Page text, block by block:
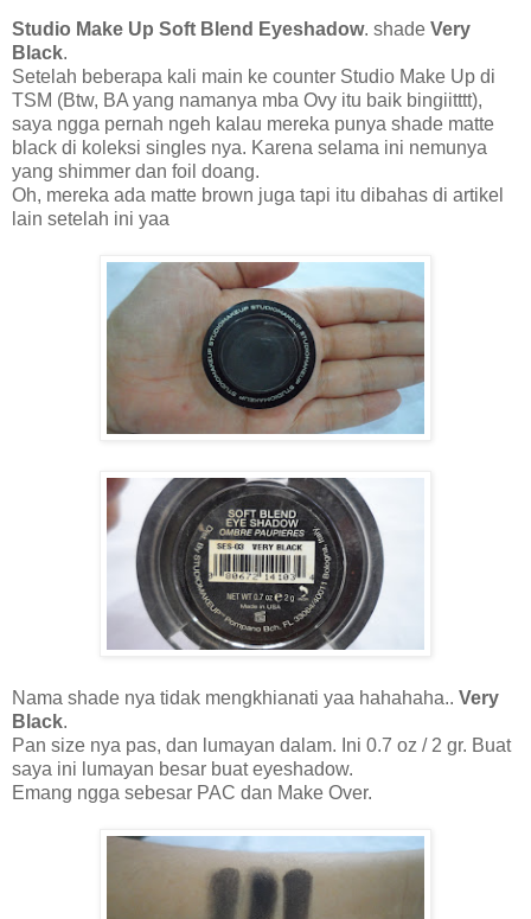
Studio Make Up Soft Blend Eyeshadow. shade Very
Black.
Setelah beberapa kali main ke counter Studio Make Up di
TSM (Btw, BA yang namanya mba Ovy itu baik bingiitttt),
saya ngga pernah ngeh kalau mereka punya shade matte
black di koleksi singles nya. Karena selama ini nemunya
yang shimmer dan foil doang.
Oh, mereka ada matte brown juga tapi itu dibahas di artikel
lain setelah ini yaa
Nama shade nya tidak mengkhianati yaa hahahaha.. Very
Black.
Pan size nya pas, dan lumayan dalam. Ini 0.7 oz / 2 gr. Buat
saya ini lumayan besar buat eyeshadow.
Emang ngga sebesar PAC dan Make Over.